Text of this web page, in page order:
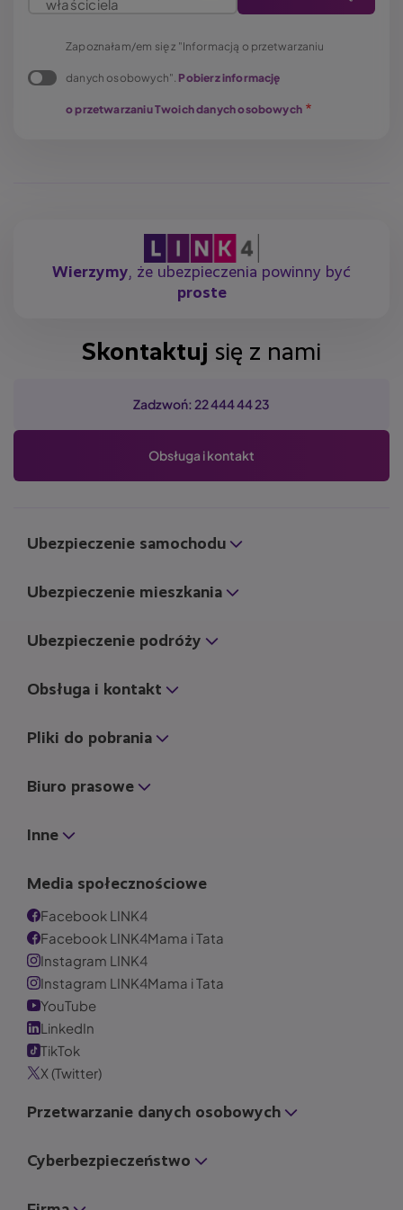
właściciela
Zapoznałam/em się z "Informacją o przetwarzaniu
danych osobowych". Pobierz informację
o przetwarzaniu Twoich danych osobowych
Wierzymy, że ubezpieczenia powinny być
proste
Skontaktuj się z nami
Zadzwoń: 22 444 44 23
Obsługa i kontakt
Ubezpieczenie samochodu
Ubezpieczenie mieszkania
Ubezpieczenie podróży
Obsługa i kontakt
Pliki do pobrania
Biuro prasowe
Inne
Media społecznościowe
Facebook LINK4
Facebook LINK4Mama i Tata
Instagram LINK4
Instagram LINK4Mama i Tata
YouTube
LinkedIn
TikTok
X (Twitter)
Przetwarzanie danych osobowych
Cyberbezpieczeństwo